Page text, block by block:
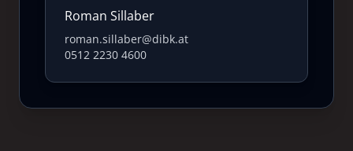
Roman Sillaber
roman.sillaber@dibk.at
0512 2230 4600